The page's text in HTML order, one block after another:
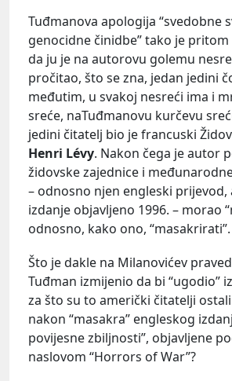
Tuđmanova apologija “svedobne
genocidne činidbe” tako je
da ju je na autorovu golemu
pročitao, što se zna, jedan jedini
međutim, u svakoj nesreći ima i
sreće, naTuđmanovu kurčevu
jedini čitatelj bio je francuski Židov
Henri Lévy. Nakon čega je autor
židovske zajednice i
– odnosno njen engleski prijevod,
izdanje objavljeno 1996. – morao
odnosno, kako ono, “masakrirati”.
Što je dakle na Milanovićev
Tuđman izmijenio da bi “ugodio”
za što su to američki čitatelji
nakon “masakra” engleskog
povijesne zbiljnosti”, objavljene
naslovom “Horrors of War”?